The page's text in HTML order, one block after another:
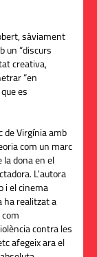
sàviament
un “discurs
creativa,
“en
es
de Virgínia amb
com un marc
dona en el
L'autora
i el cinema
ha realitzat a
contra les
afegeix ara el